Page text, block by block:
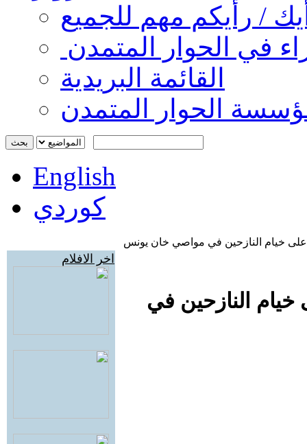
/ رأيكم مهم للجميع
في الحوار المتمدن
القائمة البريدية
الحوار المتمدن
English
كوردي
على خيام النازحين في مواصي خان يونس
خيام النازحين في
اخر الافلام